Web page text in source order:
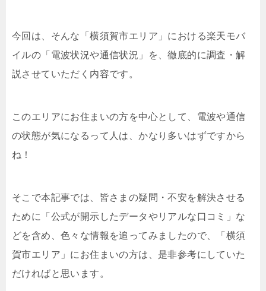
今回は、そんな「横須賀市エリア」における楽天モバ
イルの「電波状況や通信状況」を、徹底的に調査・解
説させていただく内容です。
このエリアにお住まいの方を中心として、電波や通信
の状態が気になるって人は、かなり多いはずですから
ね！
そこで本記事では、皆さまの疑問・不安を解決させる
ために「公式が開示したデータやリアルな口コミ」な
どを含め、色々な情報を追ってみましたので、「横須
賀市エリア」にお住まいの方は、是非参考にしていた
だければと思います。